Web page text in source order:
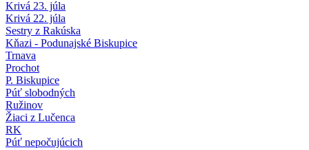
Krivá 23. júla
Krivá 22. júla
Sestry z Rakúska
Kňazi - Podunajské Biskupice
Trnava
Prochot
P. Biskupice
Púť slobodných
Ružinov
Žiaci z Lučenca
RK
Púť nepočujúcich